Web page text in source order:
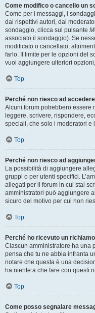
Come modifico o cancello un
Come per i messaggi, i
dai rispettivi autori, dai
sondaggio, clicca sul pulsante
associato il sondaggio). Se
modificato o cancellato,
farlo. Il limite per le opzioni del
vuoi aggiungere ulteriori
Top
Perché non riesco ad
Alcuni forum potrebbero essere
leggere, scrivere, rispondere,
speciali, che solo i moderatori e
Top
Perché non riesco ad
La possibilità di aggiungere
gruppi o per utenti specifici.
allegati per il forum in cui stai
amministratori può aggiungere
sicuro del motivo per cui non
Top
Perché ho ricevuto un
Ciascun amministratore ha una
pensa che tu ne abbia infranta
notare che questa è una
ha niente a che fare con questi
Top
Come posso segnalare